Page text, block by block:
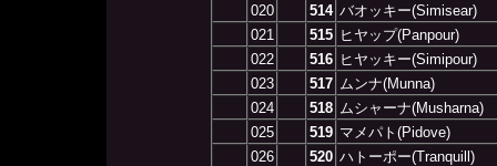
020
514 バオッキー(Simisear)
021
515 ヒヤップ(Panpour)
022
516 ヒヤッキー(Simipour)
023
517 ムンナ(Munna)
024
518 ムシャーナ(Musharna)
025
519 マメパト(Pidove)
026
520 ハトーポー(Tranquill)